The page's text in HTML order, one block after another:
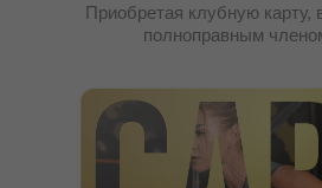
Приобретая клубную карту,
полноправным